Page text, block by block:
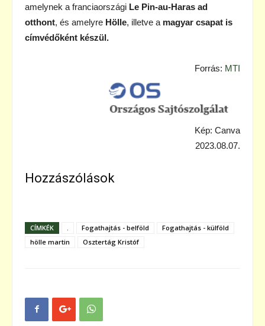
amelynek a franciaországi Le Pin-au-Haras ad
otthont, és amelyre Hölle, illetve a magyar csapat is
címvédőként készül.
Forrás: MTI
Kép: Canva
2023.08.07.
Hozzászólások
CÍMKÉK Fogathajtás - belföld
Fogathajtás - külföld
hölle martin
Osztertág Kristóf